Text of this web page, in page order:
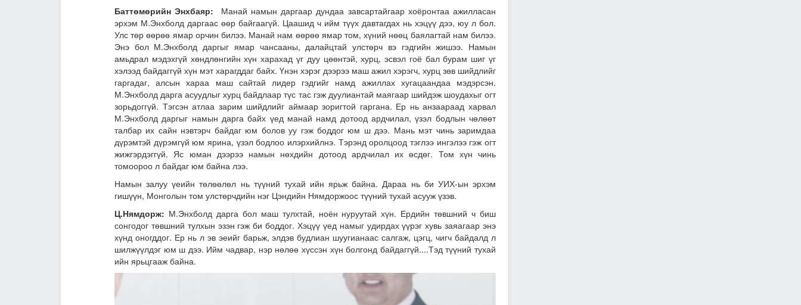
Баттөмөрийн Энхбаяр: Манай намын даргаар дундаа завсартайгаар хоёронтаа ажилласан
эрхэм М.Энхболд даргаас өөр байгаагүй. Цаашид ч ийм түүх давтагдах нь хэцүү дээ, юу л бол.
Улс төр өөрөө ямар орчин билээ. Манай нам өөрөө ямар том, хүний нөөц баялагтай нам билээ.
Энэ бол М.Энхболд даргыг ямар чансааны, далайцтай улстөрч вэ гэдгийн жишээ. Намын
амьдрал мэдэхгүй хөндлөнгийн хүн харахад үг дуу цөөнтэй, хурц, эсвэл гоё бал бурам шиг үг
хэлээд байдаггүй хүн мэт харагддаг байх. Үнэн хэрэг дээрээ маш ажил хэрэгч, хурц зөв шийдлийг
гаргадаг, алсын хараа маш сайтай лидер гэдгийг намд ажиллах хугацаандаа мэдэрсэн.
М.Энхболд дарга асуудлыг хурц байдлаар түс тас гэж дуулиантай маягаар шийдэж шоудахыг огт
зорьдоггүй. Тэгсэн атлаа зарим шийдлийг аймаар зоригтой гаргана. Ер нь анзаараад харвал
М.Энхболд даргыг намын дарга байх үед манай намд дотоод ардчилал, үзэл бодлын чөлөөт
талбар их сайн нэвтэрч байдаг юм болов уу гэж боддог юм ш дээ. Мань мэт чинь заримдаа
дүрэмтэй дүрэмгүй юм ярина, үзэл бодлоо илэрхийлнэ. Тэрэнд оролцоод тэглээ ингэлээ гэж огт
жижгэрдэггүй. Яс юман дээрээ намын нөхдийн дотоод ардчилал их өсдөг. Том хүн чинь
томоороо л байдаг юм байна лээ.
Намын залуу үеийн төлөөлөл нь түүний тухай ийн ярьж байна. Дараа нь би УИХ-ын эрхэм
гишүүн, Монголын том улстөрчдийн нэг Цэндийн Нямдоржоос түүний тухай асууж үзэв.
Ц.Нямдорж: М.Энхболд дарга бол маш тулхтай, ноён нуруутай хүн. Ердийн төвшний ч биш
сонгодог төвшний тулхын эзэн гэж би боддог. Хэцүү үед намыг удирдах үүрэг хувь заяагаар энэ
хүнд оногддог. Ер нь л эв эеийг барьж, элдэв будлиан шуугианаас салгаж, цэгц, чигч байдалд л
шилжүүлдэг юм ш дээ. Ийм чадвар, нэр нөлөө хүссэн хүн болгонд байдаггүй....Тэд түүний тухай
ийн ярьцгааж байна.